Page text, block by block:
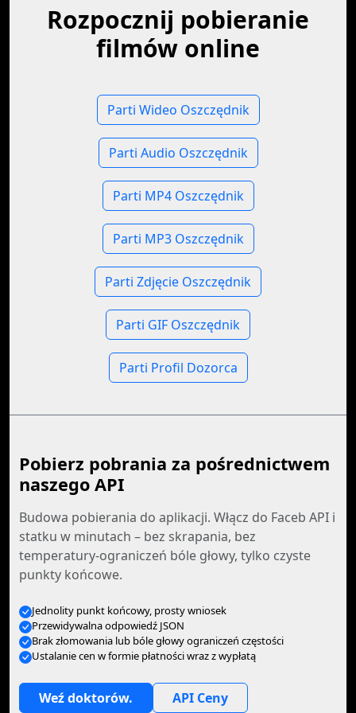
Rozpocznij pobieranie
filmów online
Parti Wideo Oszczędnik
Parti Audio Oszczędnik
Parti MP4 Oszczędnik
Parti MP3 Oszczędnik
Parti Zdjęcie Oszczędnik
Parti GIF Oszczędnik
Parti Profil Dozorca
Pobierz pobrania za pośrednictwem
naszego API
Budowa pobierania do aplikacji. Włącz do Faceb API i
statku w minutach – bez skrapania, bez
temperatury-ograniczeń bóle głowy, tylko czyste
punkty końcowe.
Jednolity punkt końcowy, prosty wniosek
Przewidywalna odpowiedź JSON
Brak złomowania lub bóle głowy ograniczeń częstości
Ustalanie cen w formie płatności wraz z wypłatą
Weź doktorów. API Ceny